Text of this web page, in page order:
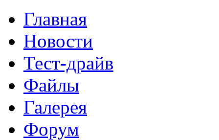
Главная
Новости
Тест-драйв
Файлы
Галерея
Форум